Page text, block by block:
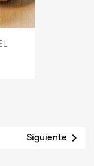
Siguiente 